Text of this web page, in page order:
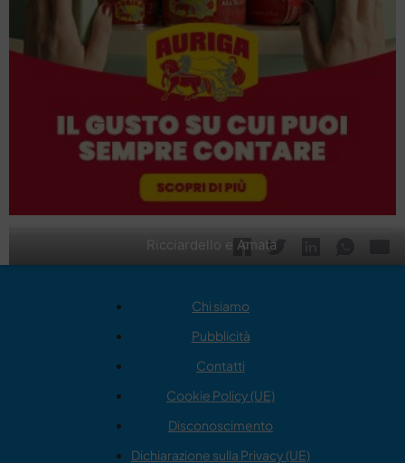
Ricciardello e Amata
Chi siamo
Pubblicità
Contatti
Cookie Policy (UE)
Disconoscimento
Dichiarazione sulla Privacy (UE)